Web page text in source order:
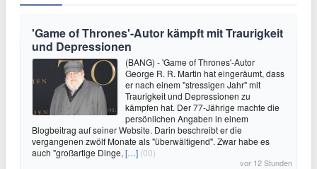
'Game of Thrones'-Autor kämpft mit Traurigkeit
und Depressionen
(BANG) - 'Game of Thrones'-Autor
George R. R. Martin hat eingeräumt, dass
er nach einem "stressigen Jahr" mit
Traurigkeit und Depressionen zu
kämpfen hat. Der 77-Jährige machte die
persönlichen Angaben in einem
Blogbeitrag auf seiner Website. Darin beschreibt er die
vergangenen zwölf Monate als "überwältigend". Zwar habe es
auch "großartige Dinge, […] (00)
vor 12 Stunden